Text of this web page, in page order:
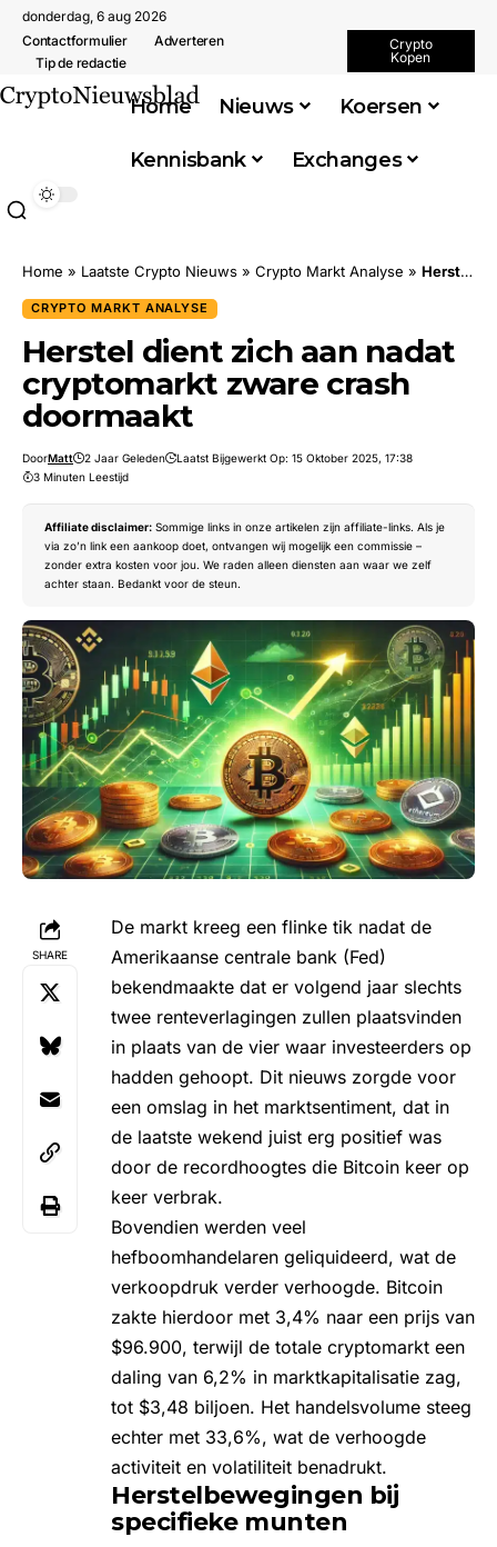
donderdag, 6 aug 2026
Contactformulier
Adverteren
Tip de redactie
Crypto
Kopen
Home Nieuws Koersen
Kennisbank Exchanges
Home » Laatste Crypto Nieuws » Crypto Markt Analyse » Herstel dient zich aan nadat cryptomarkt zware crash doormaakt
CRYPTO MARKT ANALYSE
Herstel dient zich aan nadat
cryptomarkt zware crash
doormaakt
DoorMatt 2 Jaar Geleden
Laatst Bijgewerkt Op: 15 Oktober 2025, 17:38
3 Minuten Leestijd
Affiliate disclaimer: Sommige links in onze artikelen zijn affiliate-links. Als je
via zo’n link een aankoop doet, ontvangen wij mogelijk een commissie –
zonder extra kosten voor jou. We raden alleen diensten aan waar we zelf
achter staan. Bedankt voor de steun.
SHARE
De markt kreeg een flinke tik nadat de
Amerikaanse centrale bank (Fed)
bekendmaakte dat er volgend jaar slechts
twee renteverlagingen zullen plaatsvinden
in plaats van de vier waar investeerders op
hadden gehoopt. Dit nieuws zorgde voor
een omslag in het marktsentiment, dat in
de laatste wekend juist erg positief was
door de recordhoogtes die Bitcoin keer op
keer verbrak.
Bovendien werden veel
hefboomhandelaren geliquideerd, wat de
verkoopdruk verder verhoogde. Bitcoin
zakte hierdoor met 3,4% naar een prijs van
$96.900, terwijl de totale cryptomarkt een
daling van 6,2% in marktkapitalisatie zag,
tot $3,48 biljoen. Het handelsvolume steeg
echter met 33,6%, wat de verhoogde
activiteit en volatiliteit benadrukt.
Herstelbewegingen bij
specifieke munten